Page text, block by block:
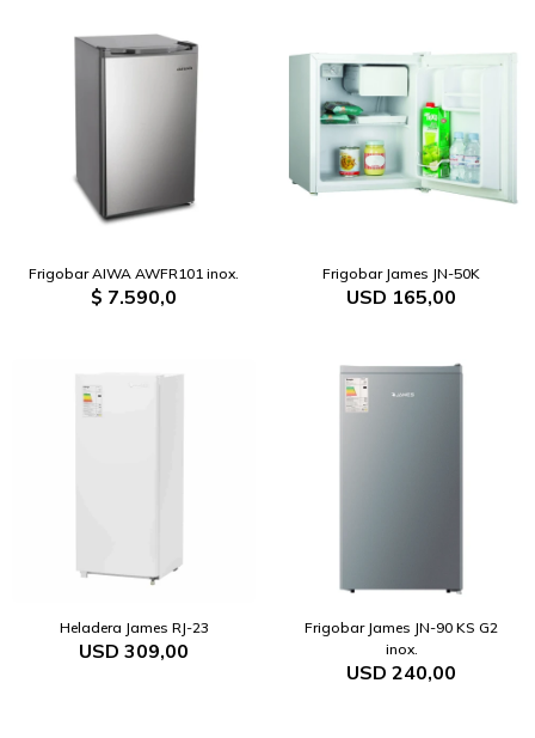
Frigobar AIWA AWFR101 inox.
$ 7.590,0
Frigobar James JN-50K
USD 165,00
Heladera James RJ-23
USD 309,00
Frigobar James JN-90 KS G2
inox.
USD 240,00